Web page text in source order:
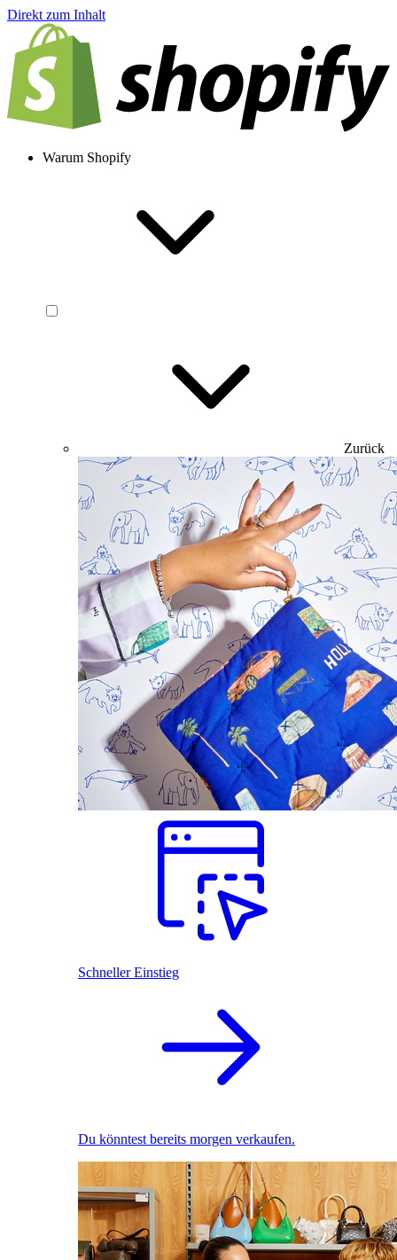
Direkt zum Inhalt
Warum Shopify
Zurück
Schneller Einstieg
Du könntest bereits morgen verkaufen.